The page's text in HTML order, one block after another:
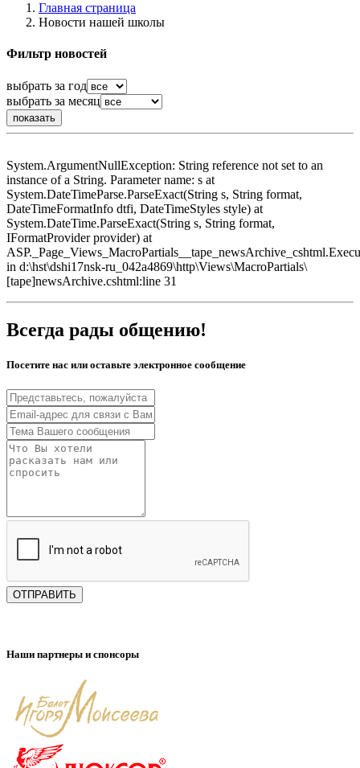
Главная страница
Новости нашей школы
Фильтр новостей
выбрать за год
выбрать за месяц
System.ArgumentNullException: String reference not set to an
instance of a String. Parameter name: s at
System.DateTimeParse.ParseExact(String s, String format,
DateTimeFormatInfo dtfi, DateTimeStyles style) at
System.DateTime.ParseExact(String s, String format,
IFormatProvider provider) at
in d:\hst\dshi17nsk-ru_042a4869\http\Views\MacroPartials\
[tape]newsArchive.cshtml:line 31
Всегда рады общению!
Посетите нас или оставьте электронное сообщение
ОТПРАВИТЬ
Наши партнеры и спонсоры